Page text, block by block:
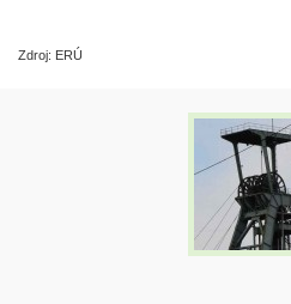
Zdroj: ERÚ